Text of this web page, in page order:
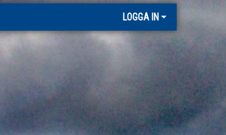
LOGGA IN